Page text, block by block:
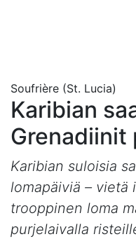
Soufrière (St. Lucia)
Karibian
Grenadiinit
Karibian suloisia
lomapäiviä – vietä
trooppinen loma
purjelaivalla